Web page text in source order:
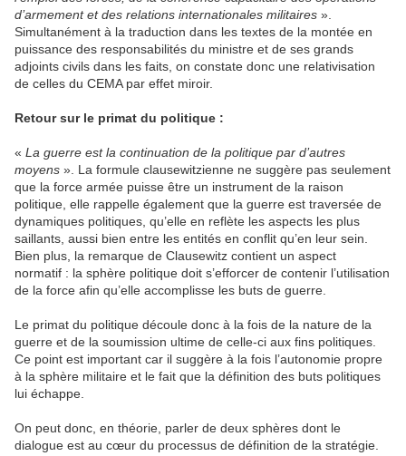
d’armement et des relations internationales militaires ».
Simultanément à la traduction dans les textes de la montée en
puissance des responsabilités du ministre et de ses grands
adjoints civils dans les faits, on constate donc une relativisation
de celles du CEMA par effet miroir.
Retour sur le primat du politique :
« La guerre est la continuation de la politique par d’autres
moyens ». La formule clausewitzienne ne suggère pas seulement
que la force armée puisse être un instrument de la raison
politique, elle rappelle également que la guerre est traversée de
dynamiques politiques, qu’elle en reflète les aspects les plus
saillants, aussi bien entre les entités en conflit qu’en leur sein.
Bien plus, la remarque de Clausewitz contient un aspect
normatif : la sphère politique doit s’efforcer de contenir l’utilisation
de la force afin qu’elle accomplisse les buts de guerre.
Le primat du politique découle donc à la fois de la nature de la
guerre et de la soumission ultime de celle-ci aux fins politiques.
Ce point est important car il suggère à la fois l’autonomie propre
à la sphère militaire et le fait que la définition des buts politiques
lui échappe.
On peut donc, en théorie, parler de deux sphères dont le
dialogue est au cœur du processus de définition de la stratégie.